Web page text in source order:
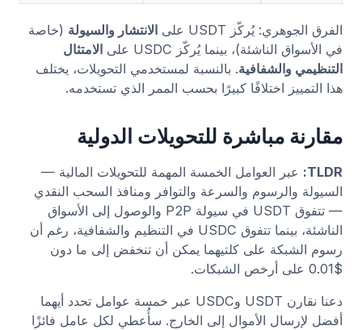
الفرق الجوهري: يُركّز USDT على الانتشار والسيولة (خاصة
في الأسواق الناشئة)، بينما يُركّز USDC على
الامتثال
التنظيمي والشفافية. بالنسبة لمستخدمي التحويلات، يختلف
هذا التمييز اختلافًا كبيرًا بحسب الممر الذي تستخدمه.
مقارنة مباشرة للتحويلات الدولية
TLDR:
عبر العوامل الخمسة المهمة للتحويلات المالية —
السيولة والرسوم والسرعة والتوافر ومنافذ السحب النقدي
— تتفوق USDT في سيولة P2P والوصول إلى الأسواق
الناشئة، بينما تتفوق USDC في التنظيم والشفافية، رغم أن
رسوم الشبكة على كلتيهما يمكن أن تنخفض إلى ما دون
$0.01 على أرخص الشبكات.
دعنا نقارن USDT وUSDC عبر خمسة عوامل تحدد أيهما
أفضل لإرسال الأموال إلى الخارج. سأُعطي لكل عامل فائزًا